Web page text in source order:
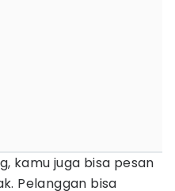
kamu juga bisa pesan
Pelanggan bisa